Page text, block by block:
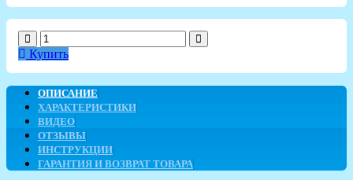
Купить
ОПИСАНИЕ
ХАРАКТЕРИСТИКИ
ВИДЕО
ОТЗЫВЫ
ИНСТРУКЦИИ
ГАРАНТИЯ И ВОЗВРАТ ТОВАРА